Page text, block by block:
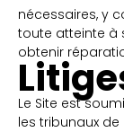
nécessaires, y
toute atteinte à
obtenir
Le Site est
les tribunaux